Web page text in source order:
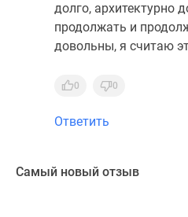
долго, архитектурно
продолжать и
довольны, я считаю
0 0
Ответить
Самый новый отзыв